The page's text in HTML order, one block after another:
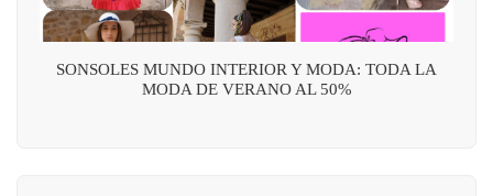
SONSOLES MUNDO INTERIOR Y MODA: TODA LA
MODA DE VERANO AL 50%